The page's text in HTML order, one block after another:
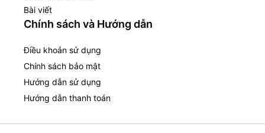
Bài viết
Chính sách và Hướng dẫn
Điều khoản sử dụng
Chính sách bảo mật
Hướng dẫn sử dụng
Hướng dẫn thanh toán